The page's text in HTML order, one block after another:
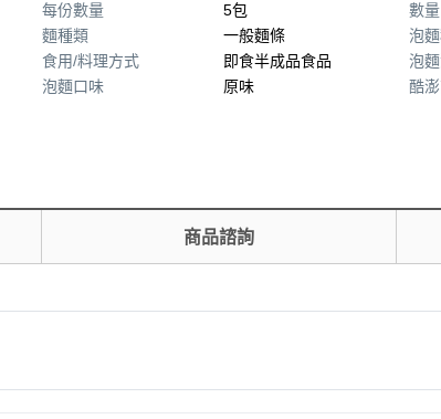
每份數量
5包
麵種類
一般麵條
食用/料理方式
即食半成品食品
泡麵口味
原味
數量
泡
泡
酷
商品諮詢